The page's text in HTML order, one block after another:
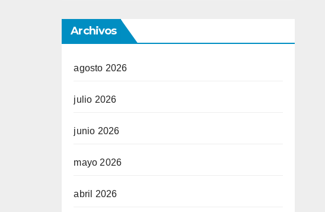
Archivos
agosto 2026
julio 2026
junio 2026
mayo 2026
abril 2026